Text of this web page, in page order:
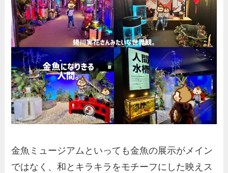
金魚ミュージアムといっても金魚の展示がメイン
ではなく、和とキラキラをモチーフにした映えス